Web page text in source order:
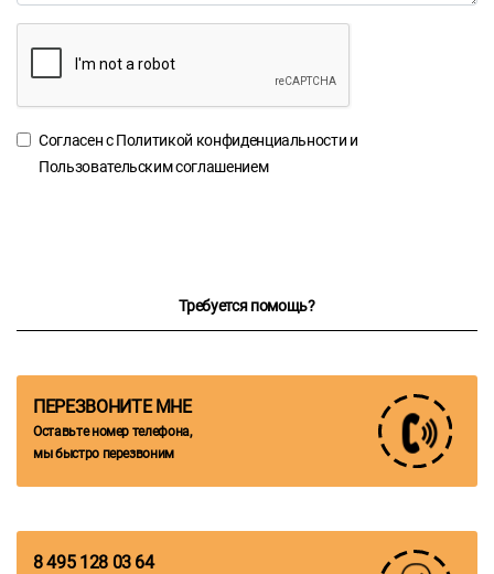
Согласен сПолитикой конфиденциальности и
Пользовательским соглашением
Требуется помощь?
ПЕРЕЗВОНИТЕ МНЕ
Оставьте номер телефона,
мы быстро перезвоним
8 495 128 03 64